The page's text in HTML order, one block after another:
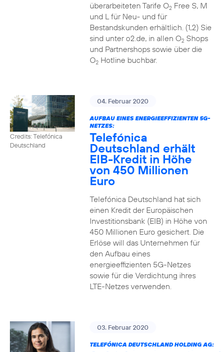
überarbeiteten Tarife O2Free S, M
und L für Neu- und für
Bestandskunden erhältlich. (1,2) Sie
sind unter o2.de, in allen O2Shops
und Partnershops sowie über die
O2Hotline buchbar.
Credits: Telefónica
Deutschland
04. Februar 2020
AUFBAU EINES ENERGIEEFFIZIENTEN 5G-
NETZES:
Telefónica
Deutschland erhält
EIB-Kredit in Höhe
von 450 Millionen
Euro
Telefónica Deutschland hat sich
einen Kredit der Europäischen
Investitionsbank (EIB) in Höhe von
450 Millionen Euro gesichert. Die
Erlöse will das Unternehmen für
den Aufbau eines
energieeffizienten 5G-Netzes
sowie für die Verdichtung ihres
LTE-Netzes verwenden.
03. Februar 2020
TELEFÓNICA DEUTSCHLAND HOLDING AG: